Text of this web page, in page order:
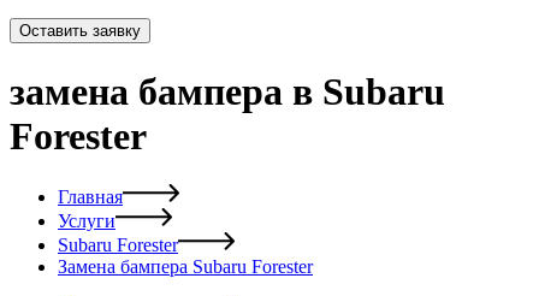
Оставить заявку
замена бампера в Subaru
Forester
Главная
Услуги
Subaru Forester
Замена бампера Subaru Forester